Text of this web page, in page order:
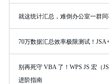
就这统计汇总，难倒办公室一群
70万数据汇总效率极限测试！
别再死守 VBA 了！WPS JS 宏（
进阶指南